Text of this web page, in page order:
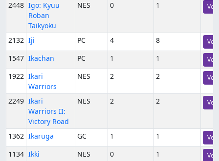
2448 Igo: Kyuu
Roban
Taikyoku
NES 0 1
2132 Iji PC 4 8
1547 Ikachan PC 1 1
1922 Ikari
Warriors
NES 2 2
2249 Ikari
Warriors II:
Victory Road
NES 2 2
1362 Ikaruga GC 1 1
1134 Ikki NES 0 1